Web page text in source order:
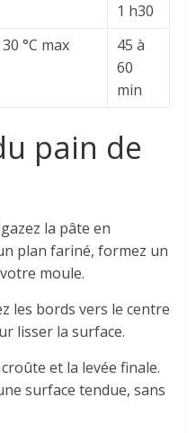
1 h30
30 °C max
45 à
60
min
pain de
la pâte en
plan fariné, formez un
moule.
les bords vers le centre
lisser la surface.
et la levée finale.
surface tendue, sans